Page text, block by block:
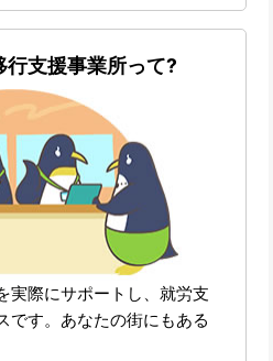
行支援事業所って?
実際にサポートし、就労支
です。あなたの街にもある